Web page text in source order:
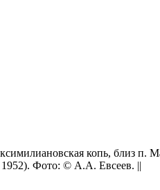
копь, близ
Фото: © А.А. Евсеев. ||